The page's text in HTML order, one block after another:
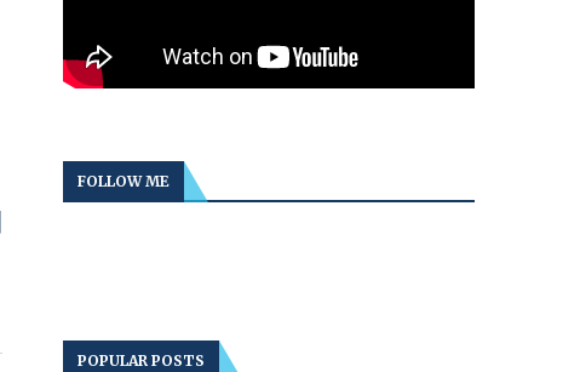
FOLLOW ME
POPULAR POSTS